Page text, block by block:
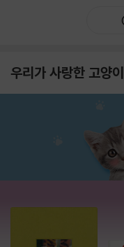
우리가 사랑한 고양